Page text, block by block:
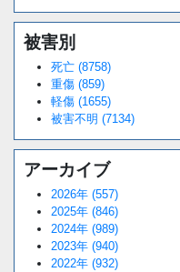
被害別
死亡 (8758)
重傷 (859)
軽傷 (1655)
被害不明 (7134)
アーカイブ
2026年 (557)
2025年 (846)
2024年 (989)
2023年 (940)
2022年 (932)